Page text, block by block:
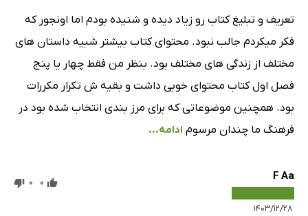
تعریف و تبلیغ کتاب رو زیاد دیده و شنیده بودم اما اونجور که
فکر میکردم جالب نبود. محتوای کتاب بیشتر شبیه داستان های
مختلف از زندگی های مختلف بود. بنظر من فقط چهار یا پنج
فصل اول کتاب محتوای خوبی داشت و بقیه ش تکرار مکررات
بود. همچنین موضوعاتی که برای مرز بندی انتخاب شده بود در
فرهنگ ما چندان مرسوم ادامه...
F Aa
۱۴۰۳/۱۲/۲۸
0
0